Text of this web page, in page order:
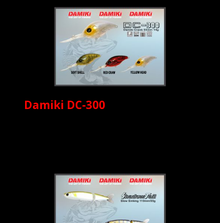
Damiki DC-300